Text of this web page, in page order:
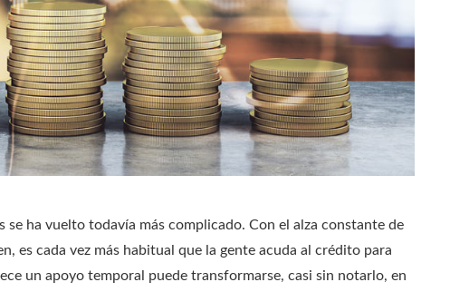
se ha vuelto todavía más complicado. Con el alza constante de
es cada vez más habitual que la gente acuda al crédito para
un apoyo temporal puede transformarse, casi sin notarlo, en